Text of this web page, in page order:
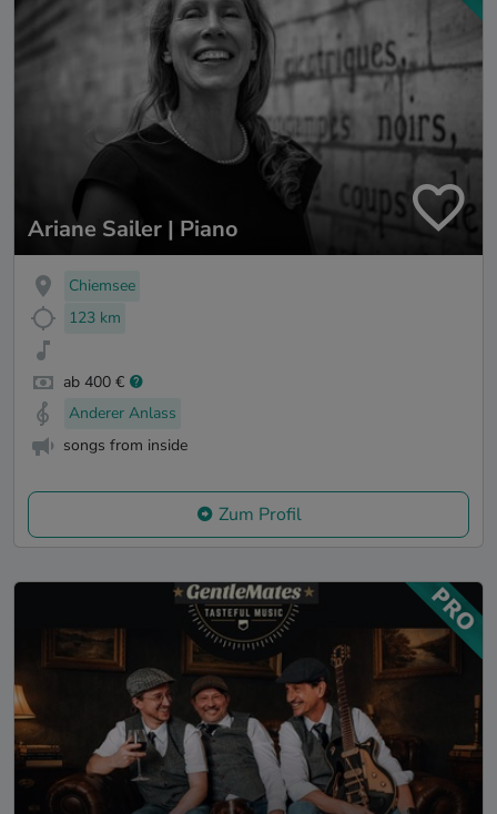
Ariane Sailer | Piano
Chiemsee
123 km
ab 400 €
Anderer Anlass
songs from inside
Zum Profil